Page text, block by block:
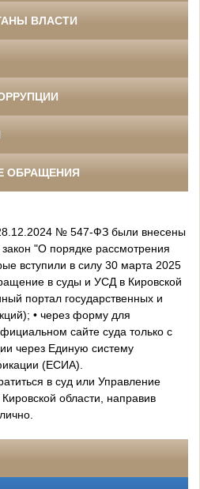
ВЛАСТИ
ОБРАЩЕНИЯ
№ 547-ФЗ были внесены
"О порядке рассмотрения
вступили в силу 30 марта 2025
в суды и УСД в Кировской
портал государственных и
• через форму для
сайте суда только с
через Единую систему
(ЕСИА).
в суд или Управление
области, направив